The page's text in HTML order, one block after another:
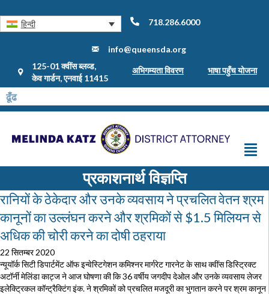
हिन्दी 718.286.6000
info@queensda.org
125-01 क्वींस ब्लव्ड,
केव गार्डन, एनवाई 11415
अभिगम्यता विवरण भाषा पहुँच योजना
प्रकाशनार्थ विज्ञप्ति
रानियों के ठेकेदार और उनके व्यवसाय ने प्रचलित वेतन श्रम
कानूनों का उल्लंघन करने और श्रमिकों से $1.5 मिलियन से
अधिक की चोरी करने का दोषी ठहराया
22 सितम्बर 2020
न्यूयॉर्क सिटी डिपार्टमेंट ऑफ इन्वेस्टिगेशन कमिश्नर मार्गरेट गारनेट के साथ क्वींस डिस्ट्रिक्ट
अटॉर्नी मेलिंडा काट्ज ने आज घोषणा की कि 36 वर्षीय जगदीप देओल और उनके व्यवसाय लेजर
इलेक्ट्रिकल कॉन्ट्रैक्टिंग इंक. ने श्रमिकों को प्रचलित मजदूरी का भुगतान करने पर श्रम कानून